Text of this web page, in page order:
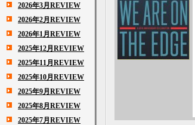
2026年3月REVIEW
2026年2月REVIEW
2026年1月REVIEW
2025年12月REVIEW
2025年11月REVIEW
2025年10月REVIEW
2025年9月REVIEW
2025年8月REVIEW
2025年7月REVIEW